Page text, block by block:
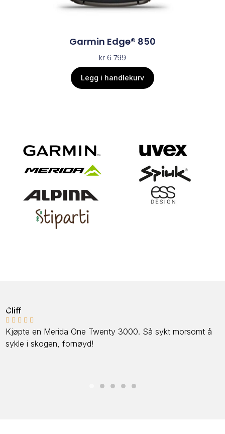
Garmin Edge® 850
kr 6 799
Legg i handlekurv
Kunde
   
Dattera mi kjøpte et par Spiuk Profit Dual landeveissko,
satt som støpt på foten. Bra vi gikk opp en størrelse